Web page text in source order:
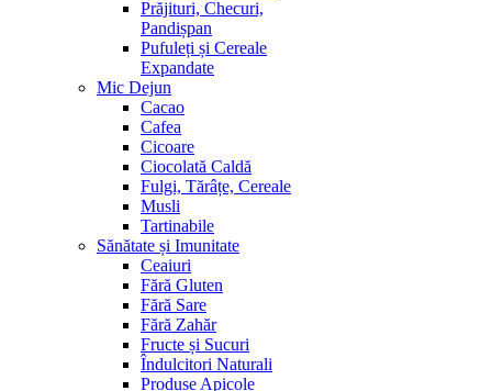
Prăjituri, Checuri,
Pandișpan
Pufuleți și Cereale
Expandate
Mic Dejun
Cacao
Cafea
Cicoare
Ciocolată Caldă
Fulgi, Tărâțe, Cereale
Musli
Tartinabile
Sănătate și Imunitate
Ceaiuri
Fără Gluten
Fără Sare
Fără Zahăr
Fructe și Sucuri
Îndulcitori Naturali
Produse Apicole